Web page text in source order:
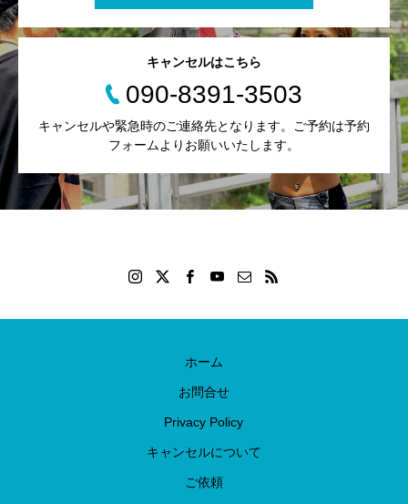
キャンセルはこちら
090-8391-3503
キャンセルや緊急時のご連絡先となります。ご予約は予約
フォームよりお願いいたします。
ホーム
お問合せ
Privacy Policy
キャンセルについて
ご依頼